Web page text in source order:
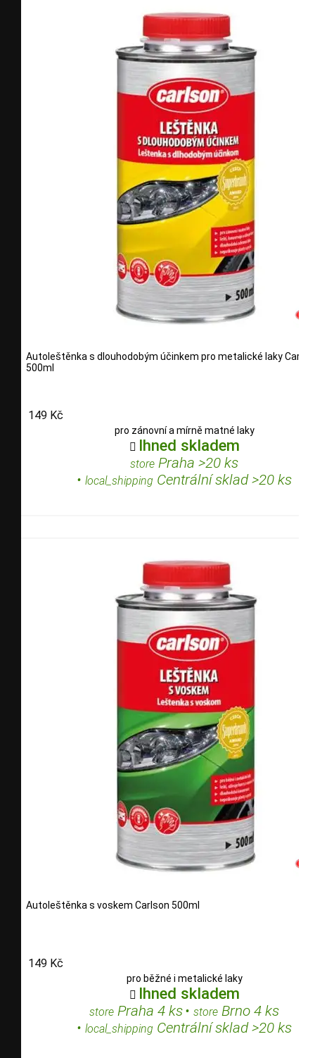
Autoleštěnka s dlouhodobým účinkem pro metalické laky
500ml
149 Kč
pro zánovní a mírně matné laky
 Ihned skladem
store Praha >20 ks
• local_shipping Centrální sklad >20 ks
Autoleštěnka s voskem Carlson 500ml
149 Kč
pro běžné i metalické laky
 Ihned skladem
store Praha 4 ks• store Brno 4 ks
• local_shipping Centrální sklad >20 ks